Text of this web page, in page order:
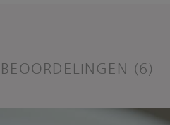
BEOORDELINGEN (6)